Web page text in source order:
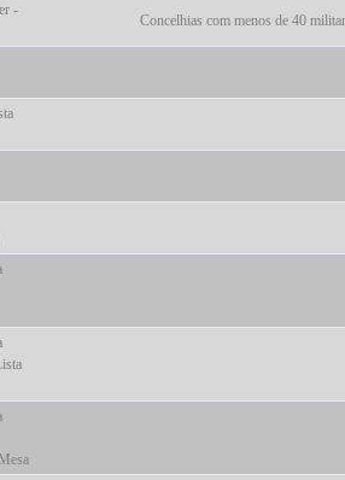
-
Concelhias com menos de 40